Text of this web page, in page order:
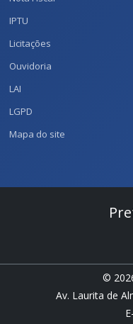
IPTU
Licitações
Ouvidoria
LAI
LGPD
Mapa do site
©
Av. Laurita de